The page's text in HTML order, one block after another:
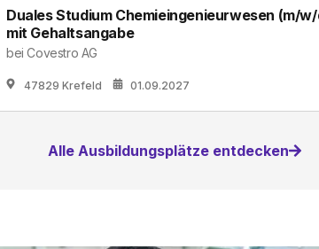
Duales Studium Chemieingenieurwesen (m/
mit Gehaltsangabe
beiCovestro AG
47829 Krefeld 01.09.2027
Alle Ausbildungsplätze entdecken